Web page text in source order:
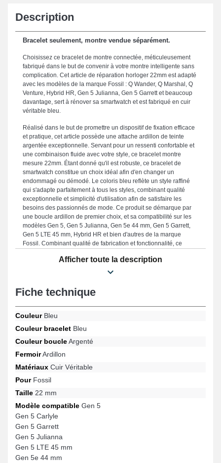
Description
Bracelet seulement, montre vendue séparément.
Choisissez ce bracelet de montre connectée, méticuleusement
fabriqué dans le but de convenir à votre montre intelligente sans
complication. Cet article de réparation horloger 22mm est adapté
avec les modèles de la marque Fossil : Q Wander, Q Marshal, Q
Venture, Hybrid HR, Gen 5 Julianna, Gen 5 Garrett et beaucoup
davantage, sert à rénover sa smartwatch et est fabriqué en cuir
véritable bleu.
Réalisé dans le but de promettre un dispositif de fixation efficace
et pratique, cet article possède une attache ardillon de teinte
argentée exceptionnelle. Servant pour un ressenti confortable et
une combinaison fluide avec votre style, ce bracelet montre
mesure 22mm. Étant donné qu'il est robuste, ce bracelet de
smartwatch constitue un choix idéal afin d'en changer un
endommagé ou démodé. Le coloris bleu reflète un style raffiné
qui s'adapte parfaitement à tous les styles, combinant qualité
exceptionnelle et simplicité d'utilisation afin de satisfaire les
besoins des passionnés de mode. Ce produit se démarque par
une boucle ardillon de premier choix, et sa compatibilité sur les
modèles Gen 5, Gen 5 Julianna, Gen 5e 44 mm, Gen 5 Garrett,
Gen 5 LTE 45 mm, Hybrid HR et bien d'autres de la marque
Fossil. Combinant qualité de fabrication et fonctionnalité, ce
plusieurs références de manière fluide tout en garantissant une
Afficher toute la description
Fiche technique
CouleurBleu
Couleur bracelet Bleu
Couleur boucleArgenté
FermoirArdillon
Matériaux Cuir Véritable
PourFossil
Taille 22 mm
Modèle compatible Gen 5
Gen 5 Carlyle
Gen 5 Garrett
Gen 5 Julianna
Gen 5 LTE 45 mm
Gen 5e 44 mm